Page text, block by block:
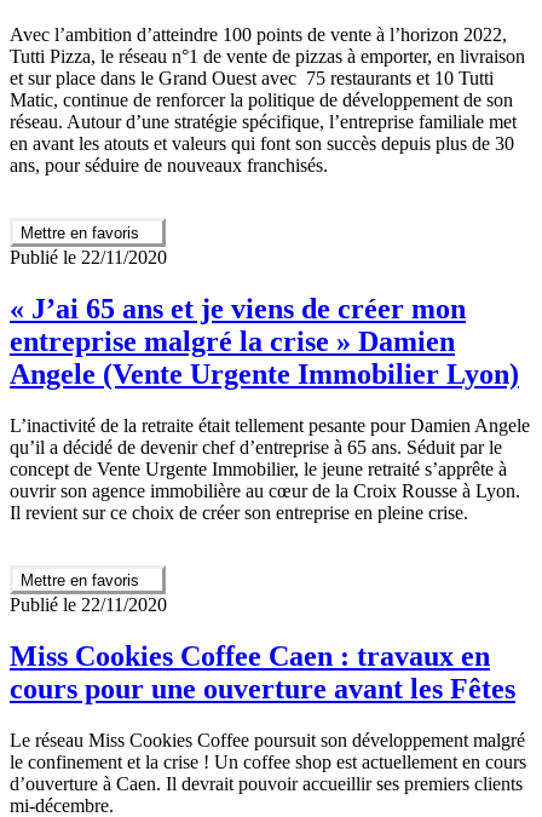
Avec l’ambition d’atteindre 100 points de vente à l’horizon 2022,
Tutti Pizza, le réseau n°1 de vente de pizzas à emporter, en livraison
et sur place dans le Grand Ouest avec 75 restaurants et 10 Tutti
Matic, continue de renforcer la politique de développement de son
réseau. Autour d’une stratégie spécifique, l’entreprise familiale met
en avant les atouts et valeurs qui font son succès depuis plus de 30
ans, pour séduire de nouveaux franchisés.
Mettre en favoris
Publié le 22/11/2020
« J’ai 65 ans et je viens de créer mon
entreprise malgré la crise » Damien
Angele (Vente Urgente Immobilier Lyon)
L’inactivité de la retraite était tellement pesante pour Damien Angele
qu’il a décidé de devenir chef d’entreprise à 65 ans. Séduit par le
concept de Vente Urgente Immobilier, le jeune retraité s’apprête à
ouvrir son agence immobilière au cœur de la Croix Rousse à Lyon.
Il revient sur ce choix de créer son entreprise en pleine crise.
Mettre en favoris
Publié le 22/11/2020
Miss Cookies Coffee Caen : travaux en
cours pour une ouverture avant les Fêtes
Le réseau Miss Cookies Coffee poursuit son développement malgré
le confinement et la crise ! Un coffee shop est actuellement en cours
d’ouverture à Caen. Il devrait pouvoir accueillir ses premiers clients
mi-décembre.